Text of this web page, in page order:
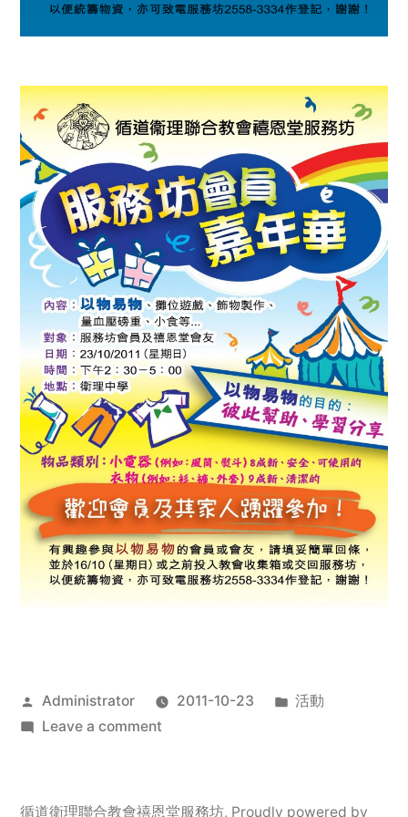
Posted
by
Administrator 2011-10-23
Posted
活動
Leave a commenton
服
循道衛理聯合教會禧恩堂服務坊, Proudly powered by